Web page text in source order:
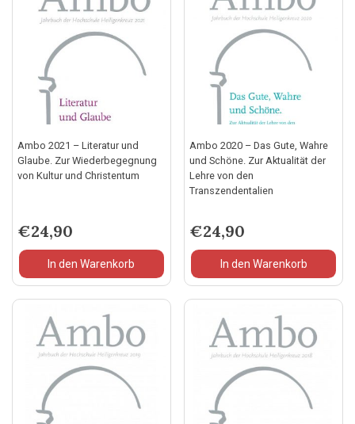
Ambo 2021 – Literatur und
Glaube. Zur Wiederbegegnung
von Kultur und Christentum
€24,90
In den Warenkorb
Ambo 2020 – Das Gute, Wahre
und Schöne. Zur Aktualität der
Lehre von den
Transzendentalien
€24,90
In den Warenkorb